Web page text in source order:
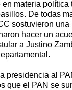
materia política
De todas
sostuvieron
hacer un
a Justino
presidencia al
que el PAN se